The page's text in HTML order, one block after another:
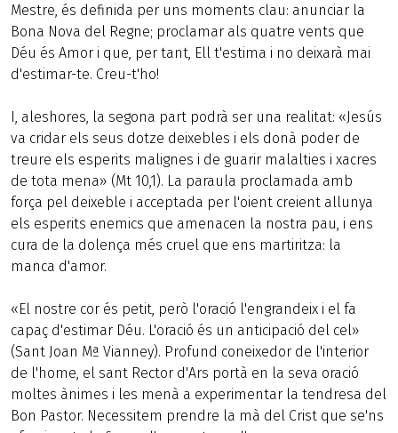
Mestre, és definida per uns moments clau: anunciar la
Bona Nova del Regne; proclamar als quatre vents que
Déu és Amor i que, per tant, Ell t'estima i no deixarà mai
d'estimar-te. Creu-t'ho!
I, aleshores, la segona part podrà ser una realitat: «Jesús
va cridar els seus dotze deixebles i els donà poder de
treure els esperits malignes i de guarir malalties i xacres
de tota mena» (Mt 10,1). La paraula proclamada amb
força pel deixeble i acceptada per l'oient creient allunya
els esperits enemics que amenacen la nostra pau, i ens
cura de la dolença més cruel que ens martiritza: la
manca d'amor.
«El nostre cor és petit, però l'oració l'engrandeix i el fa
capaç d'estimar Déu. L'oració és un anticipació del cel»
(Sant Joan Mª Vianney). Profund coneixedor de l'interior
de l'home, el sant Rector d'Ars portà en la seva oració
moltes ànimes i les menà a experimentar la tendresa del
Bon Pastor. Necessitem prendre la mà del Crist que se'ns